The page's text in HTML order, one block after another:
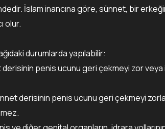
İslam inancına göre, sünnet, bir
olur.
durumlarda yapılabilir:
penis ucunu geri çekmeyi zor veya
derisinin penis ucunu geri çekmeyi